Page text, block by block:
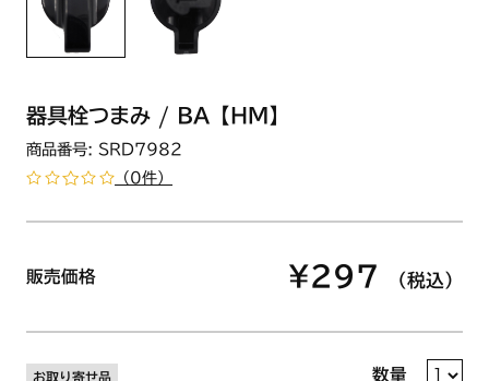
器具栓つまみ / BA【HM】
商品番号: SRD7982
（0件）
販売価格 ¥297 （税込）
お取り寄せ品 数量